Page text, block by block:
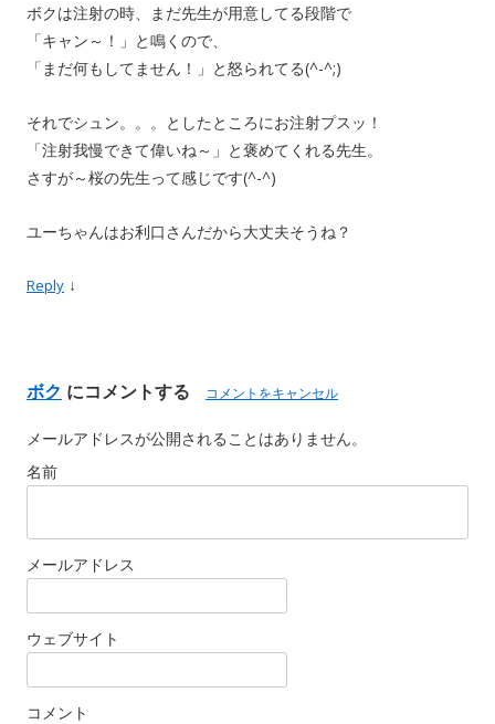
ボクは注射の時、まだ先生が用意してる段階で
「キャン～！」と鳴くので、
「まだ何もしてません！」と怒られてる(^-^;)
それでシュン。。。としたところにお注射プスッ！
「注射我慢できて偉いね～」と褒めてくれる先生。
さすが～桜の先生って感じです(^-^)
ユーちゃんはお利口さんだから大丈夫そうね？
Reply ↓
ボク にコメントする コメントをキャンセル
メールアドレスが公開されることはありません。
名前
メールアドレス
ウェブサイト
コメント